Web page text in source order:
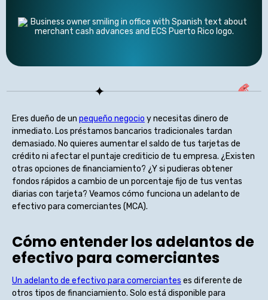
Eres dueño de un pequeño negocio y necesitas dinero de
inmediato. Los préstamos bancarios tradicionales tardan
demasiado. No quieres aumentar el saldo de tus tarjetas de
crédito ni afectar el puntaje crediticio de tu empresa. ¿Existen
otras opciones de financiamiento? ¿Y si pudieras obtener
fondos rápidos a cambio de un porcentaje fijo de tus ventas
diarias con tarjeta? Veamos cómo funciona un adelanto de
efectivo para comerciantes (MCA).
Cómo entender los adelantos de
efectivo para comerciantes
Un adelanto de efectivo para comerciantes es diferente de
otros tipos de financiamiento. Solo está disponible para